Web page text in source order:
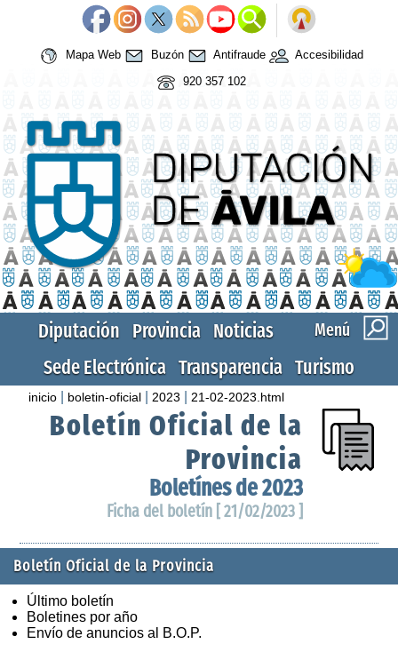
Mapa Web Buzón Antifraude
Accesibilidad
920 357 102
Menú
Diputación Provincia Noticias
Sede Electrónica Transparencia Turismo
inicio boletin-oficial 2023 21-02-2023.html
Boletín Oficial de la
Provincia
Boletínes de 2023
Ficha del boletín [ 21/02/2023 ]
Boletín Oficial de la Provincia
Último boletín
Boletines por año
Envío de anuncios al B.O.P.